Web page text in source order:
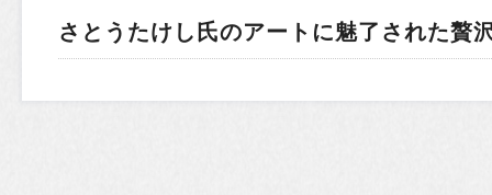
さとうたけし氏のアートに魅了された贅